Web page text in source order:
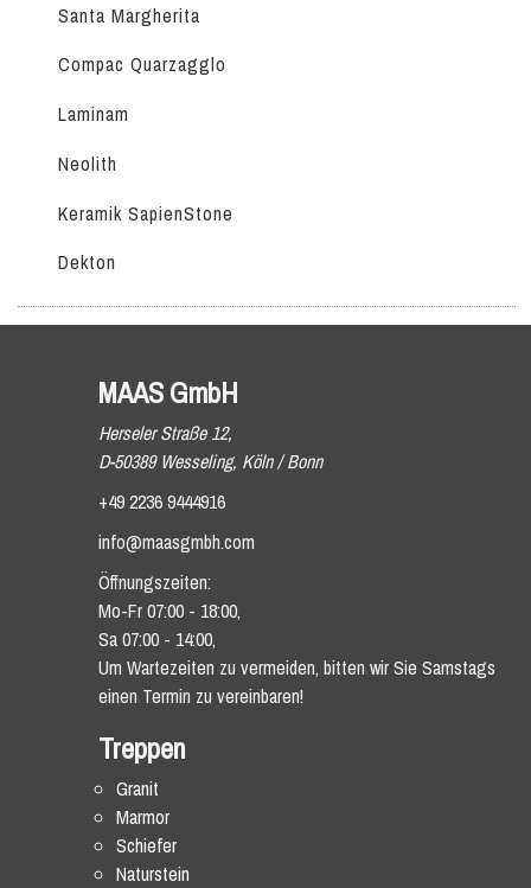
Santa Margherita
Compac Quarzagglo
Laminam
Neolith
Keramik SapienStone
Dekton
MAAS GmbH
Herseler Straße 12,
D-50389 Wesseling, Köln / Bonn
+49 2236 9444916
info@maasgmbh.com
Öffnungszeiten:
Mo-Fr 07:00 - 18:00,
Sa 07:00 - 14:00,
Um Wartezeiten zu vermeiden, bitten wir Sie Samstags
einen Termin zu vereinbaren!
Treppen
Granit
Marmor
Schiefer
Naturstein